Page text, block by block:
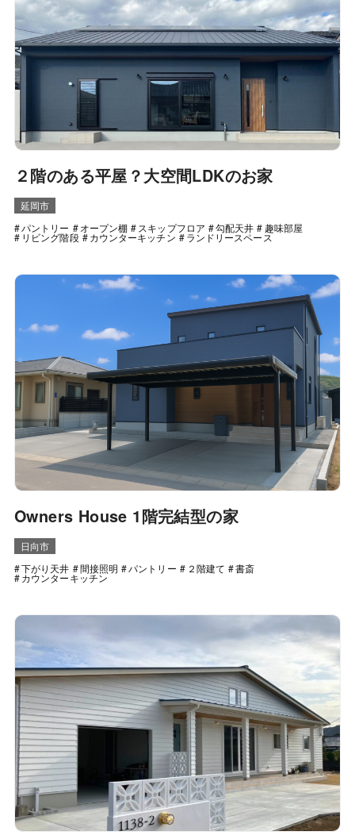
２階のある平屋？大空間LDKのお家
延岡市
パントリー
オープン棚 スキップフロア 勾配天井 趣味部屋
リビング階段 カウンターキッチン ランドリースペース
Owners House 1階完結型の家
日向市
下がり天井
間接照明 パントリー ２階建て 書斎
カウンターキッチン